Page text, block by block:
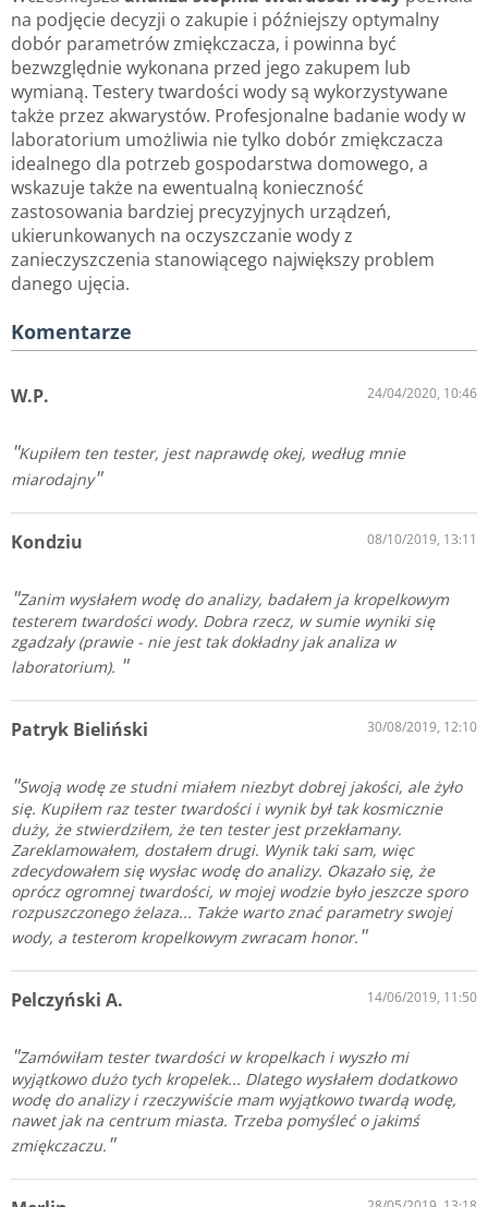
na podjęcie decyzji o zakupie i późniejszy optymalny
dobór parametrów zmiękczacza, i powinna być
bezwzględnie wykonana przed jego zakupem lub
wymianą. Testery twardości wody są wykorzystywane
także przez akwarystów. Profesjonalne badanie wody w
laboratorium umożliwia nie tylko dobór zmiękczacza
idealnego dla potrzeb gospodarstwa domowego, a
wskazuje także na ewentualną konieczność
zastosowania bardziej precyzyjnych urządzeń,
ukierunkowanych na oczyszczanie wody z
zanieczyszczenia stanowiącego największy problem
danego ujęcia.
Komentarze
W.P. 24/04/2020, 10:46
Kupiłem ten tester, jest naprawdę okej, według mnie
miarodajny
Kondziu 08/10/2019, 13:11
Zanim wysłałem wodę do analizy, badałem ja kropelkowym
testerem twardości wody. Dobra rzecz, w sumie wyniki się
zgadzały (prawie - nie jest tak dokładny jak analiza w
laboratorium).
Patryk Bieliński 30/08/2019, 12:10
Swoją wodę ze studni miałem niezbyt dobrej jakości, ale żyło
się. Kupiłem raz tester twardości i wynik był tak kosmicznie
duży, że stwierdziłem, że ten tester jest przekłamany.
Zareklamowałem, dostałem drugi. Wynik taki sam, więc
zdecydowałem się wysłac wodę do analizy. Okazało się, że
oprócz ogromnej twardości, w mojej wodzie było jeszcze sporo
rozpuszczonego żelaza... Także warto znać parametry swojej
wody, a testerom kropelkowym zwracam honor.
Pelczyński A. 14/06/2019, 11:50
Zamówiłam tester twardości w kropelkach i wyszło mi
wyjątkowo dużo tych kropelek... Dlatego wysłałem dodatkowo
wodę do analizy i rzeczywiście mam wyjątkowo twardą wodę,
nawet jak na centrum miasta. Trzeba pomyśleć o jakimś
zmiękczaczu.